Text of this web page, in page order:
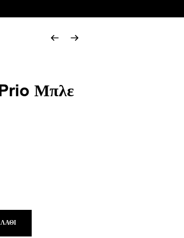
Μπλε